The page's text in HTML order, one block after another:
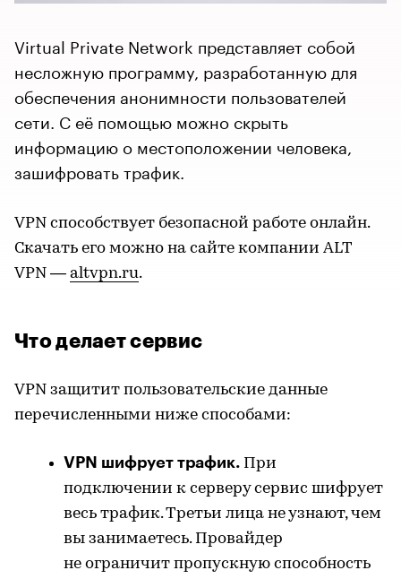
Virtual Private Network представляет собой
несложную программу, разработанную для
обеспечения анонимности пользователей
сети. С её помощью можно скрыть
информацию о местоположении человека,
зашифровать трафик.
VPN способствует безопасной работе онлайн.
Скачать его можно на сайте компании ALT
VPN — altvpn.ru.
Что делает сервис
VPN защитит пользовательские данные
перечисленными ниже способами:
VPN шифрует трафик. При
подключении к серверу сервис шифрует
весь трафик. Третьи лица не узнают, чем
вы занимаетесь. Провайдер
не ограничит пропускную способность